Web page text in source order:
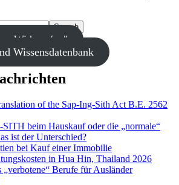
Search
Widerrufen"
Wissensdatenbank
of the Sap-Ing-Sith Act B.E. 2562
beim Hauskauf oder die „normale“
ist der Unterschied?
bei Kauf einer Immobilie
in Hua Hin, Thailand 2026
„verbotene“ Berufe für Ausländer